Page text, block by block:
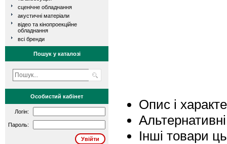
сценічне обладнання
акустичні матеріали
відео та кінопроекційне
обладнання
всі бренди
Пошук у каталозі
Особистий кабінет
Логін:
Пароль:
Опис і
Інші товари